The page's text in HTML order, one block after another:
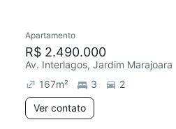
Apartamento
R$ 2.490.000
Av. Interlagos, Jardim Marajoara
167m² 3
2
Ver contato